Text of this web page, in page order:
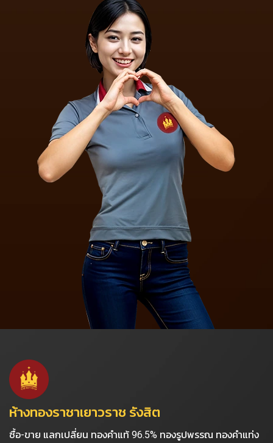
ห้างทองราชาเยาวราช รังสิต
ซื้อ-ขาย แลกเปลี่ยน ทองคำแท้ 96.5% ทองรูปพรรณ ทองคำแท่ง